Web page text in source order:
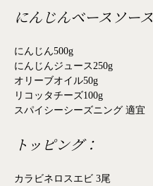
にんじんベースソー
にんじん500g
にんじんジュース250g
オリーブオイル50g
リコッタチーズ100g
スパイシーシーズニング 適宜
トッピング：
カラビネロスエビ 3尾